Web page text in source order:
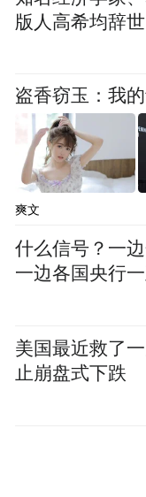
版人高希均辞
盗香窃玉：我
爽文
什么信号？一边
一边各国央行
美国最近救了
止崩盘式下跌